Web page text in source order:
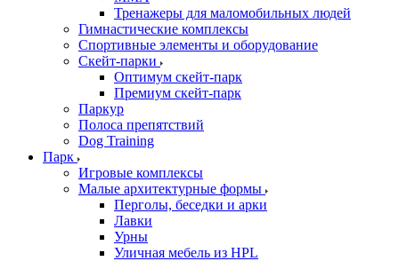
Тренажеры для маломобильных людей
Гимнастические комплексы
Спортивные элементы и оборудование
Скейт-парки
Оптимум скейт-парк
Премиум скейт-парк
Паркур
Полоса препятствий
Dog Training
Парк
Игровые комплексы
Малые архитектурные формы
Перголы, беседки и арки
Лавки
Урны
Уличная мебель из HPL